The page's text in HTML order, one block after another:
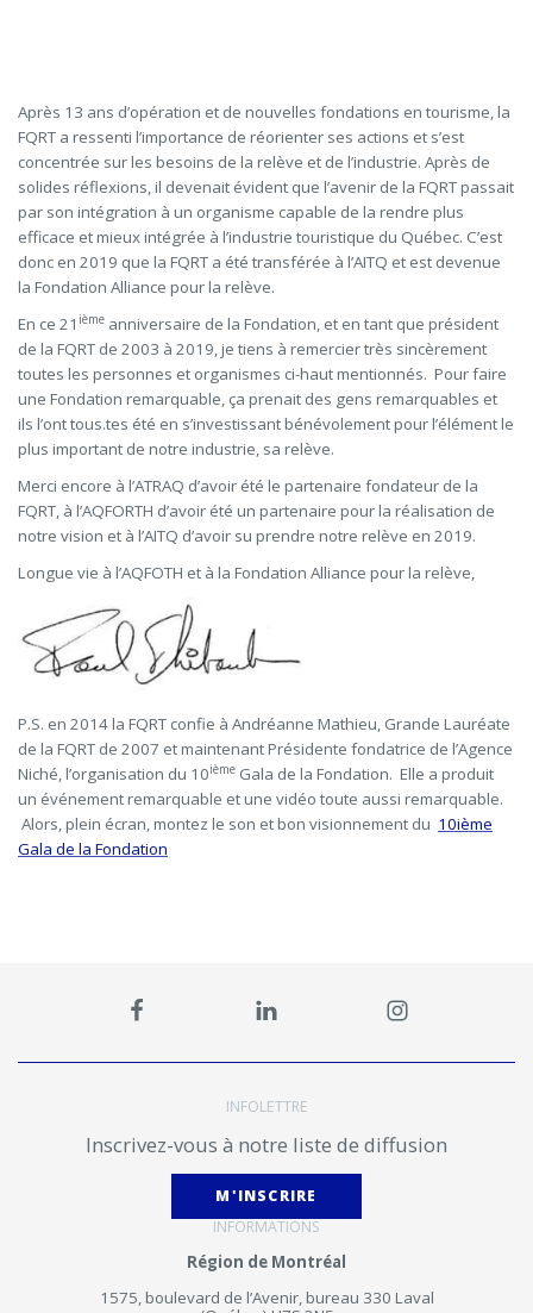
Après 13 ans d’opération et de nouvelles fondations en tourisme, la
FQRT a ressenti l’importance de réorienter ses actions et s’est
concentrée sur les besoins de la relève et de l’industrie. Après de
solides réflexions, il devenait évident que l’avenir de la FQRT passait
par son intégration à un organisme capable de la rendre plus
efficace et mieux intégrée à l’industrie touristique du Québec. C’est
donc en 2019 que la FQRT a été transférée à l’AITQ et est devenue
la Fondation Alliance pour la relève.
En ce 21 ième anniversaire de la Fondation, et en tant que président
de la FQRT de 2003 à 2019, je tiens à remercier très sincèrement
toutes les personnes et organismes ci-haut mentionnés. Pour faire
une Fondation remarquable, ça prenait des gens remarquables et
ils l’ont tous.tes été en s’investissant bénévolement pour l’élément le
plus important de notre industrie, sa relève.
Merci encore à l’ATRAQ d’avoir été le partenaire fondateur de la
FQRT, à l’AQFORTH d’avoir été un partenaire pour la réalisation de
notre vision et à l’AITQ d’avoir su prendre notre relève en 2019.
Longue vie à l’AQFOTH et à la Fondation Alliance pour la relève,
P.S. en 2014 la FQRT confie à Andréanne Mathieu, Grande Lauréate
de la FQRT de 2007 et maintenant Présidente fondatrice de l’Agence
Niché, l’organisation du 10ième Gala de la Fondation. Elle a produit
un événement remarquable et une vidéo toute aussi remarquable.
Alors, plein écran, montez le son et bon visionnement du 10ième
Gala de la Fondation
INFOLETTRE
Inscrivez-vous à notre liste de diffusion
M'INSCRIRE
INFORMATIONS
Région de Montréal
1575, boulevard de l’Avenir, bureau 330 Laval